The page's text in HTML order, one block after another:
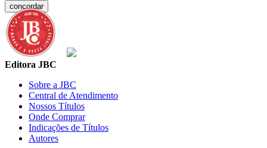
concordar
Editora JBC
Sobre a JBC
Central de Atendimento
Nossos Títulos
Onde Comprar
Indicações de Títulos
Autores